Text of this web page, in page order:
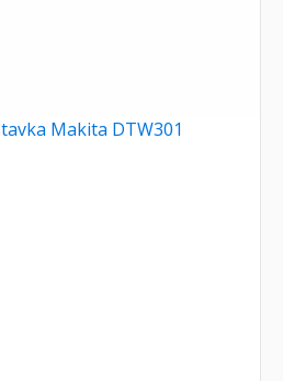
Makita DTW301